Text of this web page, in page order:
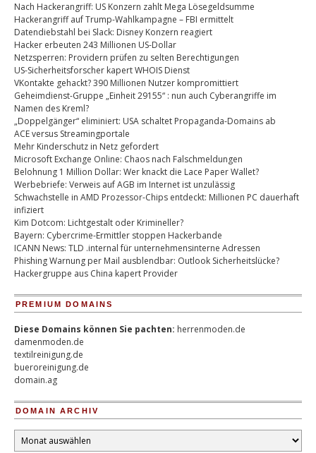
Nach Hackerangriff: US Konzern zahlt Mega Lösegeldsumme
Hackerangriff auf Trump-Wahlkampagne – FBI ermittelt
Datendiebstahl bei Slack: Disney Konzern reagiert
Hacker erbeuten 243 Millionen US-Dollar
Netzsperren: Providern prüfen zu selten Berechtigungen
US-Sicherheitsforscher kapert WHOIS Dienst
VKontakte gehackt? 390 Millionen Nutzer kompromittiert
Geheimdienst-Gruppe „Einheit 29155“ : nun auch Cyberangriffe im
Namen des Kreml?
„Doppelgänger“ eliminiert: USA schaltet Propaganda-Domains ab
ACE versus Streamingportale
Mehr Kinderschutz in Netz gefordert
Microsoft Exchange Online: Chaos nach Falschmeldungen
Belohnung 1 Million Dollar: Wer knackt die Lace Paper Wallet?
Werbebriefe: Verweis auf AGB im Internet ist unzulässig
Schwachstelle in AMD Prozessor-Chips entdeckt: Millionen PC dauerhaft
infiziert
Kim Dotcom: Lichtgestalt oder Krimineller?
Bayern: Cybercrime-Ermittler stoppen Hackerbande
ICANN News: TLD .internal für unternehmensinterne Adressen
Phishing Warnung per Mail ausblendbar: Outlook Sicherheitslücke?
Hackergruppe aus China kapert Provider
PREMIUM DOMAINS
Diese Domains können Sie pachten: herrenmoden.de
damenmoden.de
textilreinigung.de
bueroreinigung.de
domain.ag
DOMAIN ARCHIV
Domain
Archiv